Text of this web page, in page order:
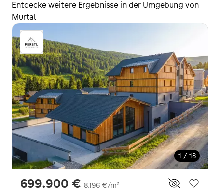
Entdecke weitere Ergebnisse in der Umgebung von
Murtal
1 / 18
699.900 € 8.196 €/m²